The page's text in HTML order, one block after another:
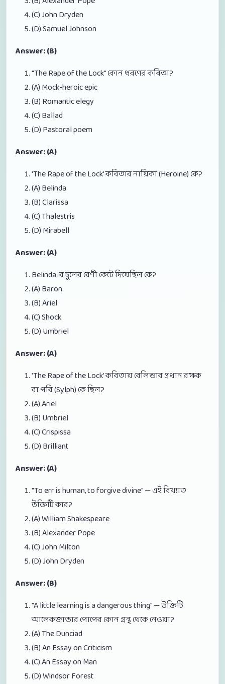
(C) John Dryden
(D) Samuel Johnson
Answer: (B)
"The Rape of the Lock" কোন ধরণের কবিতা?
(A) Mock-heroic epic
(B) Romantic elegy
(C) Ballad
(D) Pastoral poem
Answer: (A)
'The Rape of the Lock' কবিতার নায়িকা (Heroine) কে?
(A) Belinda
(B) Clarissa
(C) Thalestris
(D) Mirabell
Answer: (A)
Belinda-র চুলের বেণী কেটে দিয়েছিল কে?
(A) Baron
(B) Ariel
(C) Shock
(D) Umbriel
Answer: (A)
'The Rape of the Lock' কবিতায় বেলিন্ডার প্রধান রক্ষক
বা পরি (Sylph) কে ছিল?
(A) Ariel
(B) Umbriel
(C) Crispissa
(D) Brilliant
Answer: (A)
"To err is human, to forgive divine" — এই বিখ্যাত
উক্তিটি কার?
(A) William Shakespeare
(B) Alexander Pope
(C) John Milton
(D) John Dryden
Answer: (B)
"A little learning is a dangerous thing" — উক্তিটি
আলেকজান্ডার পোপের কোন গ্রন্থ থেকে নেওয়া?
(A) The Dunciad
(B) An Essay on Criticism
(C) An Essay on Man
(D) Windsor Forest